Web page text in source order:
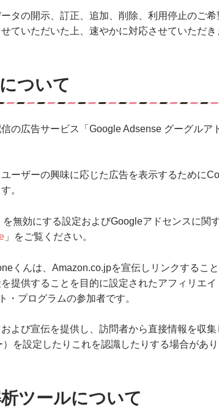
タの開示、訂正、追加、削除、利用停止のご希
ていただいた上、速やかに対応させていただき
ついて
の広告サービス「Google Adsense グーグルア
ーザーの興味に応じた広告を表示するために
。
無効にする設定およびGoogleアドセンスに関
」をご覧ください。
くんは、Amazon.co.jpを宣伝しリンクするこ
提供することを目的に設定されたアフィリエイ
・プログラムの参加者です。
よび宣伝を提供し、訪問者から直接情報を収
を設定したりこれを認識したりする場合があり
ツールについて